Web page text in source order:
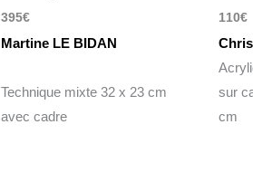
395€
Martine LE BIDAN
Technique mixte 32 x 23 cm
avec cadre
110€
sur
cm